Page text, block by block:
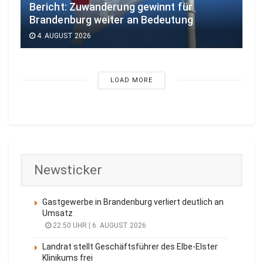
Bericht: Zuwanderung gewinnt für
Brandenburg weiter an Bedeutung
4. AUGUST 2026
LOAD MORE
Newsticker
Gastgewerbe in Brandenburg verliert deutlich an
Umsatz
22:50 UHR | 6. AUGUST 2026
Landrat stellt Geschäftsführer des Elbe-Elster
Klinikums frei